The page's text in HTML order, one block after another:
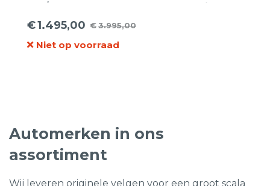
235/55R19 105W Eagle F1 Assymetric-5
MO XL zomerbanden.
€3.995,00
Oorspronkelijke
prijs
€1.495,00
Huidige
prijs
Niet op voorraad
Automerken in ons
assortiment
Wij leveren originele velgen voor een groot scala